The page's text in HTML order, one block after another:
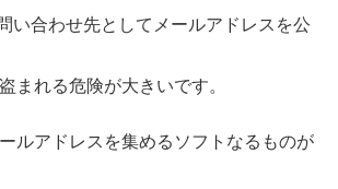
い合わせ先としてメールアドレスを公
まれる危険が大きいです。
ルアドレスを集めるソフトなるものが